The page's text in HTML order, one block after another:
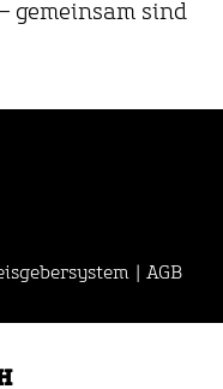
gemeinsam sind
AGB